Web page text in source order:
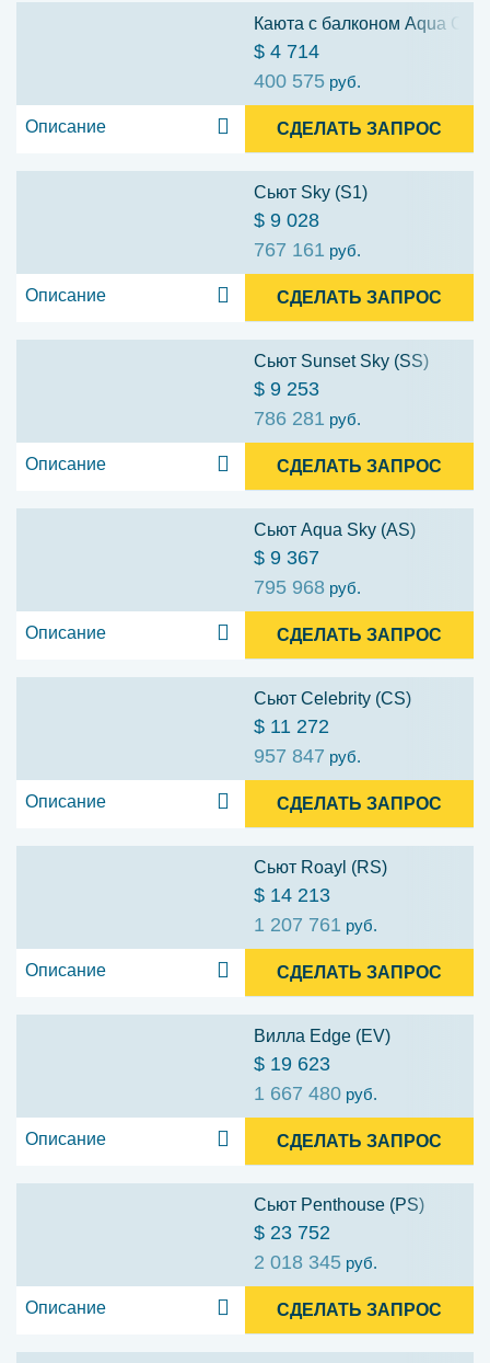
Каюта с балконом Aqua
$ 4 714
400 575 руб.
Описание СДЕЛАТЬ ЗАПРОС
Сьют Sky (S1)
$ 9 028
767 161 руб.
Описание СДЕЛАТЬ ЗАПРОС
Сьют Sunset Sky (SS)
$ 9 253
786 281 руб.
Описание СДЕЛАТЬ ЗАПРОС
Сьют Aqua Sky (AS)
$ 9 367
795 968 руб.
Описание СДЕЛАТЬ ЗАПРОС
Сьют Celebrity (CS)
$ 11 272
957 847 руб.
Описание СДЕЛАТЬ ЗАПРОС
Сьют Roayl (RS)
$ 14 213
1 207 761 руб.
Описание СДЕЛАТЬ ЗАПРОС
Вилла Edge (EV)
$ 19 623
1 667 480 руб.
Описание СДЕЛАТЬ ЗАПРОС
Сьют Penthouse (PS)
$ 23 752
2 018 345 руб.
Описание СДЕЛАТЬ ЗАПРОС